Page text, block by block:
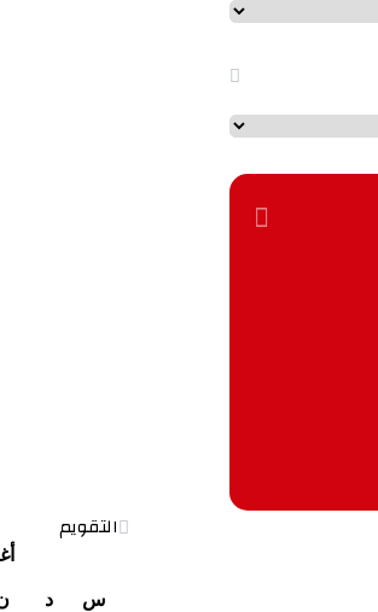
التقويم
س د